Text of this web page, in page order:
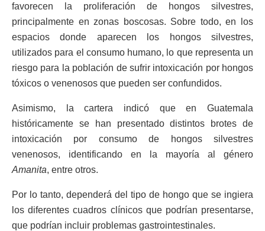
favorecen la proliferación de hongos silvestres,
principalmente en zonas boscosas. Sobre todo, en los
espacios donde aparecen los hongos silvestres,
utilizados para el consumo humano, lo que representa un
riesgo para la población de sufrir intoxicación por hongos
tóxicos o venenosos que pueden ser confundidos.
Asimismo, la cartera indicó que en Guatemala
históricamente se han presentado distintos brotes de
intoxicación por consumo de hongos silvestres
venenosos, identificando en la mayoría al género
Amanita, entre otros.
Por lo tanto, dependerá del tipo de hongo que se ingiera
los diferentes cuadros clínicos que podrían presentarse,
que podrían incluir problemas gastrointestinales.